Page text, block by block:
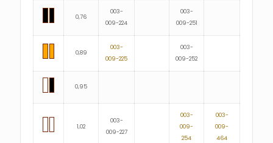
0,76
003-
009-224
003-
009-251
0,89
003-
009-225
003-
009-252
0,95
1,02
003-
009-227
003-
009-
254
003-
009-
464